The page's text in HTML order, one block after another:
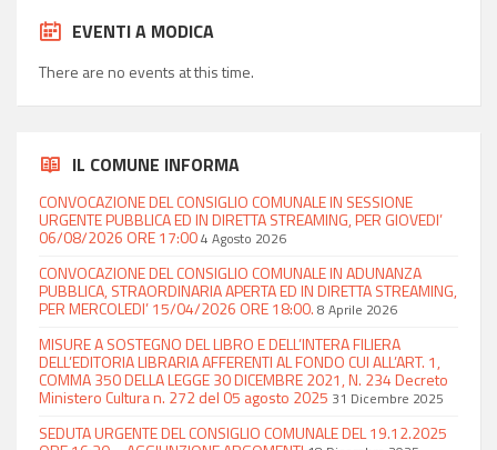
EVENTI A MODICA
There are no events at this time.
IL COMUNE INFORMA
CONVOCAZIONE DEL CONSIGLIO COMUNALE IN SESSIONE
URGENTE PUBBLICA ED IN DIRETTA STREAMING, PER GIOVEDI’
06/08/2026 ORE 17:004 Agosto 2026
CONVOCAZIONE DEL CONSIGLIO COMUNALE IN ADUNANZA
PUBBLICA, STRAORDINARIA APERTA ED IN DIRETTA STREAMING,
PER MERCOLEDI’ 15/04/2026 ORE 18:00. 8 Aprile 2026
MISURE A SOSTEGNO DEL LIBRO E DELL’INTERA FILIERA
DELL’EDITORIA LIBRARIA AFFERENTI AL FONDO CUI ALL’ART. 1,
COMMA 350 DELLA LEGGE 30 DICEMBRE 2021, N. 234 Decreto
Ministero Cultura n. 272 del 05 agosto 2025 31 Dicembre 2025
SEDUTA URGENTE DEL CONSIGLIO COMUNALE DEL 19.12.2025